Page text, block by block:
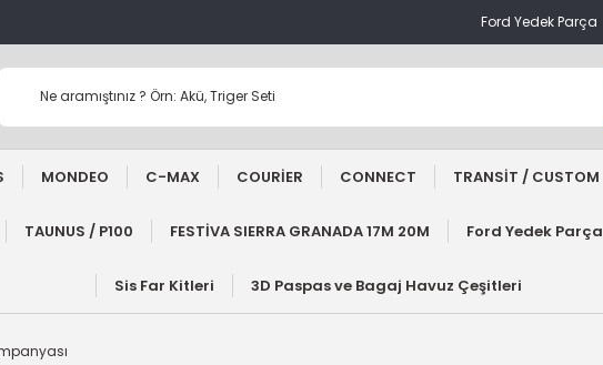
Ford Yedek Parça
MONDEO C-MAX COURİER CONNECT TRANSİT / CUSTOM
TAUNUS / P100 FESTİVA SIERRA GRANADA 17M 20M Ford Yedek Parça
Sis Far Kitleri 3D Paspas ve Bagaj Havuz Çeşitleri